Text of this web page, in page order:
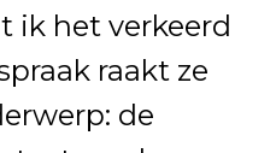
ik het verkeerd
raakt ze
de